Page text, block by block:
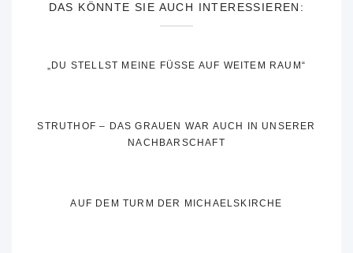
DAS KÖNNTE SIE AUCH INTERESSIEREN:
„DU STELLST MEINE FÜSSE AUF WEITEM RAUM“
STRUTHOF – DAS GRAUEN WAR AUCH IN UNSERER
NACHBARSCHAFT
AUF DEM TURM DER MICHAELSKIRCHE